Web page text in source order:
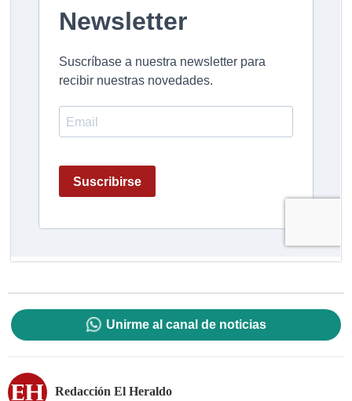
Unirme al canal de noticias
Redacción El Heraldo